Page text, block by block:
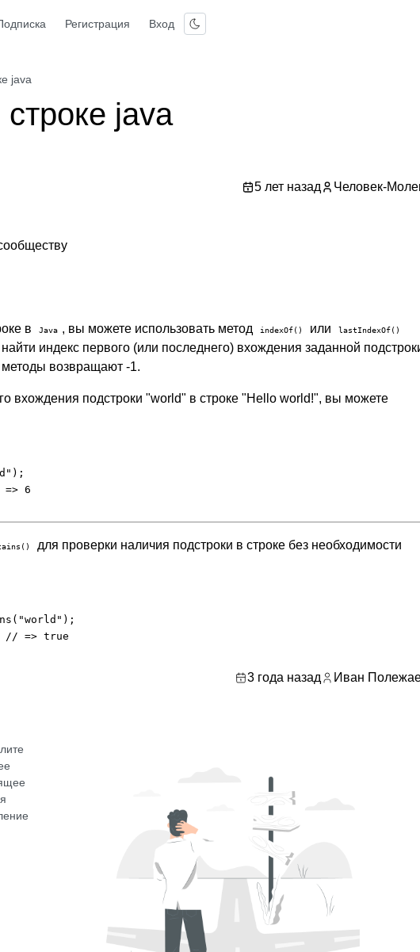
Регистрация Вход
java
java
5 лет назад Человек-
в Java , вы можете использовать метод indexOf() или lastIndexOf()
индекс первого (или последнего) вхождения заданной
методы возвращают -1.
вхождения подстроки "world" в строке "Hello world!", вы можете
6
для проверки наличия подстроки в строке без необходимости
// => true
3 года назад Иван